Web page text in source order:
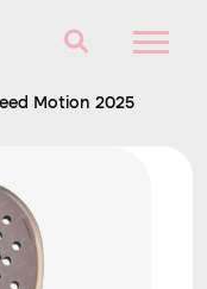
Motion 2025